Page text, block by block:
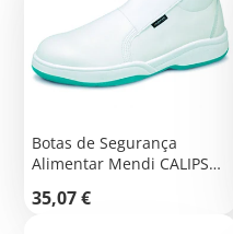
Botas de Segurança
Alimentar Mendi CALIPSO
Preço
35,07 €